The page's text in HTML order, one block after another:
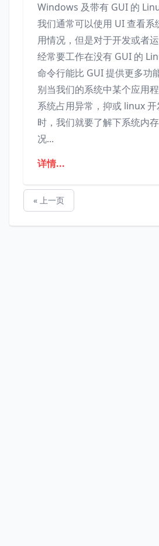
Windows 及带有 GUI 的
我们通常可以使用 UI 查看系
用情况，但是对于开发或者
经常要工作在没有 GUI 的
命令行能比 GUI 提供更多功
别当我们的系统中某个应用
系统占用异常，抑或 linux
时，我们就要了解下系统内
况...
详情...
« 上一页